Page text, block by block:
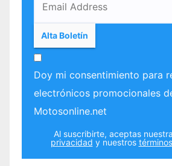
Doy mi consentimiento para
electrónicos promocionales
Motosonline.net
Al suscribirte, aceptas nuestra
privacidad y nuestros